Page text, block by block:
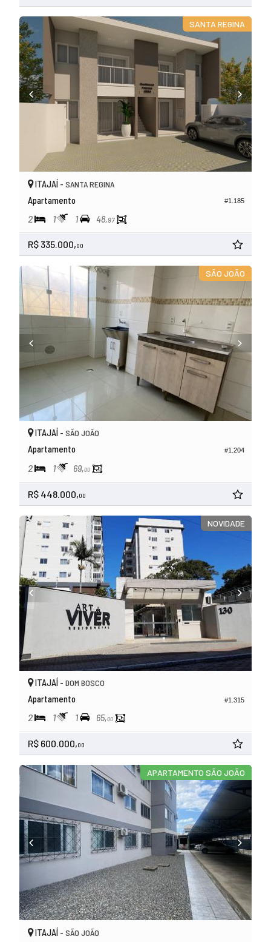
SANTA REGINA
#1.185
ITAJAÍ - SANTA REGINA
Apartamento
2 1 1 48,97
R$ 335.000,00
SÃO JOÃO
#1.204
ITAJAÍ - SÃO JOÃO
Apartamento
2 1 69,00
R$ 448.000,00
NOVIDADE
#1.315
ITAJAÍ - DOM BOSCO
Apartamento
2 1 1 65,00
R$ 600.000,00
APARTAMENTO SÃO JOÃO
ITAJAÍ - SÃO JOÃO